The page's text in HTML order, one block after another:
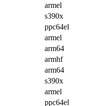
armel
s390x
ppc64el
armel
arm64
armhf
arm64
s390x
armel
ppc64el